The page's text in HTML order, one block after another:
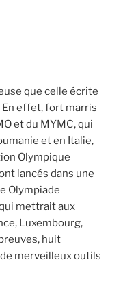
que celle écrite
En effet, fort marris
et du MYMC, qui
et en Italie,
Olympique
lancés dans une
Olympiade
mettrait aux
Luxembourg,
huit
merveilleux outils